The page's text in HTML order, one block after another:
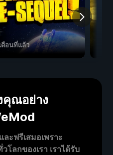
ดือนที่แล้ว
คุณอย่าง
ะฟรีเสมอเพราะ
โลกของเรา เราได้รับ